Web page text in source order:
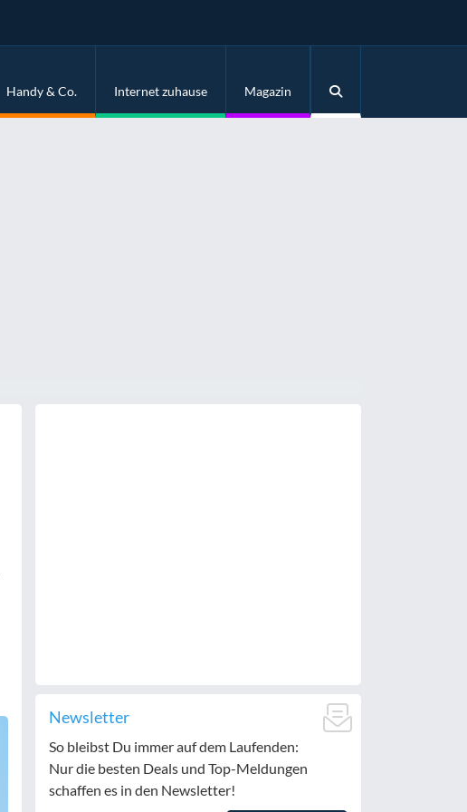
Handy & Co. Internet zuhause Magazin
Newsletter
So bleibst Du immer auf dem Laufenden:
Nur die besten Deals und Top-Meldungen
schaffen es in den Newsletter!